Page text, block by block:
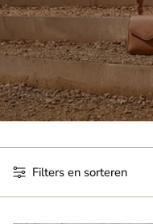
Filters en sorteren